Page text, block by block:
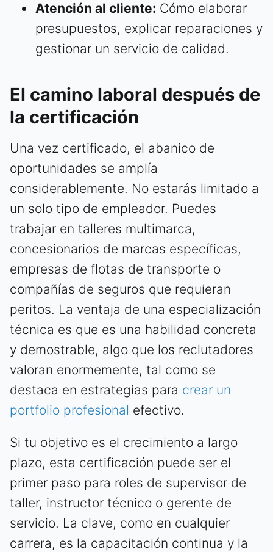
Atención al cliente: Cómo elaborar
presupuestos, explicar reparaciones y
gestionar un servicio de calidad.
El camino laboral después de
la certificación
Una vez certificado, el abanico de
oportunidades se amplía
considerablemente. No estarás limitado a
un solo tipo de empleador. Puedes
trabajar en talleres multimarca,
concesionarios de marcas específicas,
empresas de flotas de transporte o
compañías de seguros que requieran
peritos. La ventaja de una especialización
técnica es que es una habilidad concreta
y demostrable, algo que los reclutadores
valoran enormemente, tal como se
destaca en estrategias para crear un
portfolio profesional efectivo.
Si tu objetivo es el crecimiento a largo
plazo, esta certificación puede ser el
primer paso para roles de supervisor de
taller, instructor técnico o gerente de
servicio. La clave, como en cualquier
carrera, es la capacitación continua y la